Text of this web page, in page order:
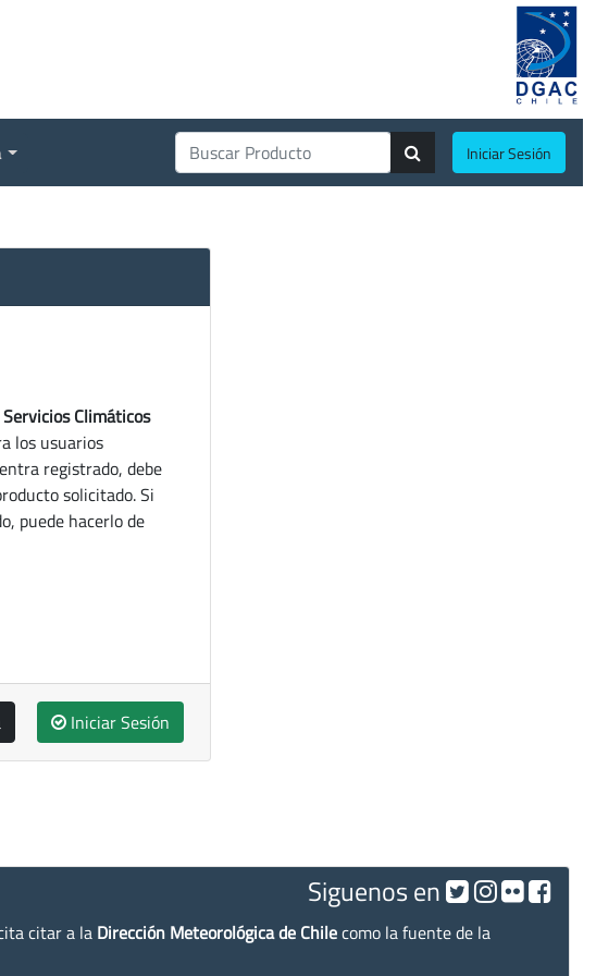
Iniciar Sesión
Climáticos
los usuarios
registrado, debe
solicitado. Si
puede hacerlo de
Iniciar Sesión
Siguenos en
citar a la Dirección Meteorológica de Chilecomo la fuente de la